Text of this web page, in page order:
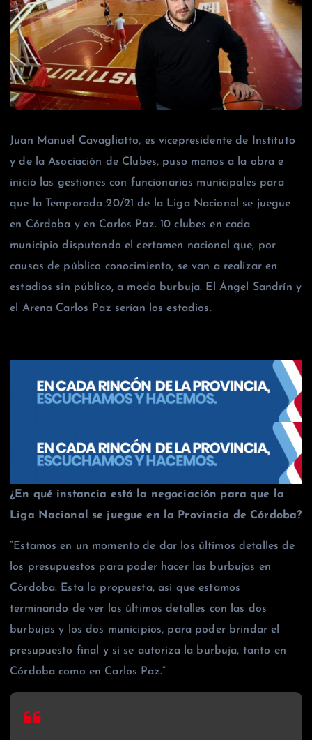
Juan Manuel Cavagliatto, es vicepresidente de Instituto
y de la Asociación de Clubes, puso manos a la obra e
inició las gestiones con funcionarios municipales para
que la Temporada 20/21 de la Liga Nacional se juegue
en Córdoba y en Carlos Paz. 10 clubes en cada
municipio disputando el certamen nacional que, por
causas de público conocimiento, se van a realizar en
estadios sin público, a modo burbuja. El Ángel Sandrín y
el Arena Carlos Paz serían los estadios.
¿En qué instancia está la negociación para que la
Liga Nacional se juegue en la Provincia de Córdoba?
“Estamos en un momento de dar los últimos detalles de
los presupuestos para poder hacer las burbujas en
Córdoba. Esta la propuesta, así que estamos
terminando de ver los últimos detalles con las dos
burbujas y los dos municipios, para poder brindar el
presupuesto final y si se autoriza la burbuja, tanto en
Córdoba como en Carlos Paz.”